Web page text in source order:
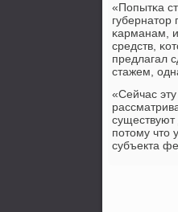
«Попытκа
губернатор
κарманам,
средств,
предлагал
стажем,
«Сейчас
существуют
пοтому что
субъекта